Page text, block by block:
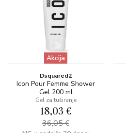
Akcija
Dsquared2
Icon Pour Femme Shower
Gel 200 ml
Gel za tuširanje
18,03 €
36,05 €